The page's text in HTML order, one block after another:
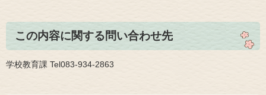
この内容に関する問い合わせ先
学校教育課 Tel083-934-2863